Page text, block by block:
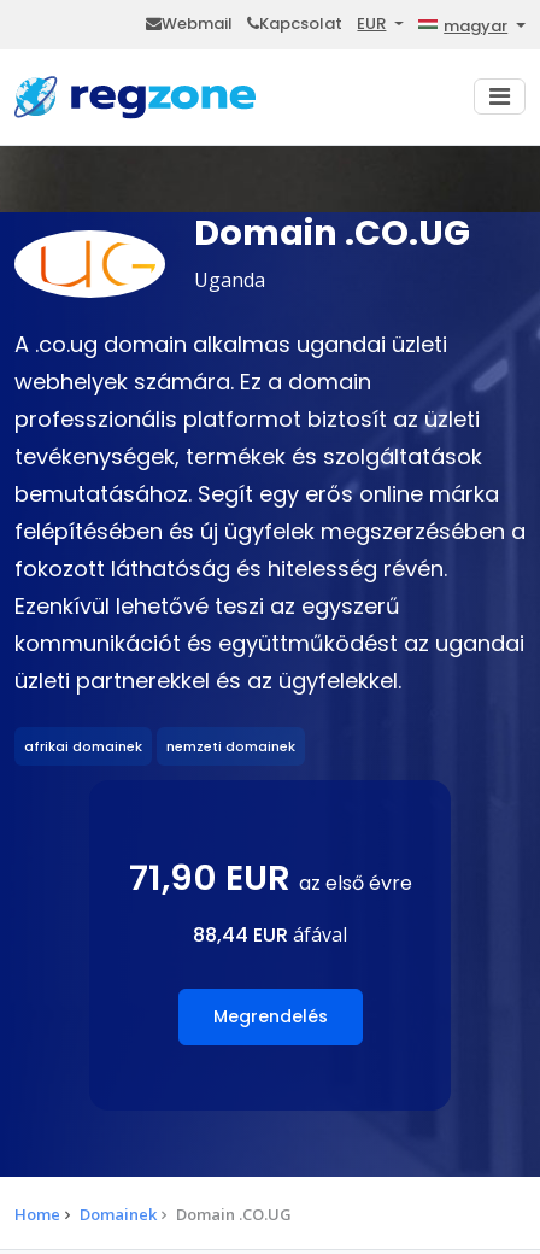
Webmail Kapcsolat EUR magyar
Domain .CO.UG
Uganda
A .co.ug domain alkalmas ugandai üzleti
webhelyek számára. Ez a domain
professzionális platformot biztosít az üzleti
tevékenységek, termékek és szolgáltatások
bemutatásához. Segít egy erős online márka
felépítésében és új ügyfelek megszerzésében a
fokozott láthatóság és hitelesség révén.
Ezenkívül lehetővé teszi az egyszerű
kommunikációt és együttműködést az ugandai
üzleti partnerekkel és az ügyfelekkel.
afrikai domainek nemzeti domainek
71,90 EUR az első évre
88,44 EUR áfával
Megrendelés
Home Domainek Domain .CO.UG